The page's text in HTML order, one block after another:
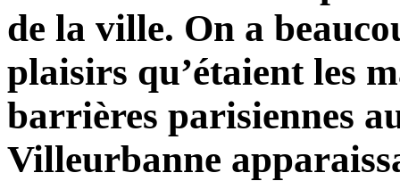
de la ville. On a
plaisirs qu’étaient les
barrières parisiennes
Villeurbanne